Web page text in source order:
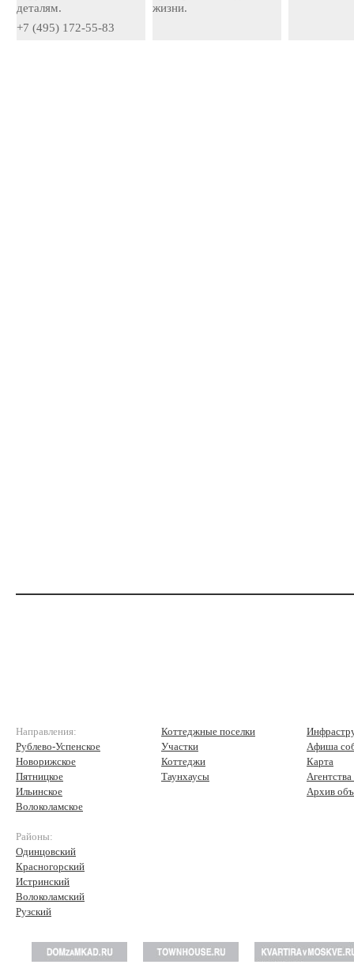
деталям.
+7 (495) 172-55-83
жизни.
Направления:
Рублево-Успенское
Новорижское
Пятницкое
Ильинское
Волоколамское
Районы:
Одинцовский
Красногорский
Истринский
Волоколамский
Рузский
Коттеджные поселки
Участки
Коттеджи
Таунхаусы
Афиша
Карта
Архив